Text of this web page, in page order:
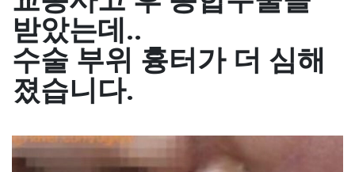
받았는데..
수술 부위 흉터가 더 심해
졌습니다.